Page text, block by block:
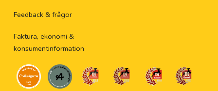
Feedback & frågor
Faktura, ekonomi &
konsumentinformation